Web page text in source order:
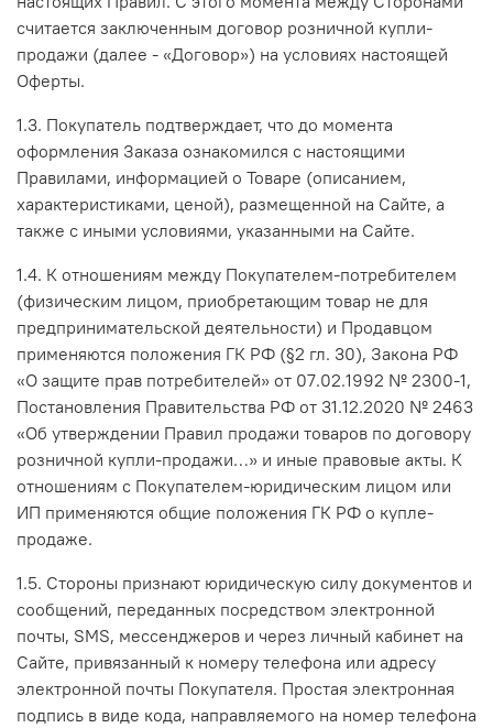
считается заключенным договор розничной купли-
продажи (далее - «Договор») на условиях настоящей
Оферты.
1.3. Покупатель подтверждает, что до момента
оформления Заказа ознакомился с настоящими
Правилами, информацией о Товаре (описанием,
характеристиками, ценой), размещенной на Сайте, а
также с иными условиями, указанными на Сайте.
1.4. К отношениям между Покупателем-потребителем
(физическим лицом, приобретающим товар не для
предпринимательской деятельности) и Продавцом
применяются положения ГК РФ (§2 гл. 30), Закона РФ
«О защите прав потребителей» от 07.02.1992 № 2300-1,
Постановления Правительства РФ от 31.12.2020 № 2463
«Об утверждении Правил продажи товаров по договору
розничной купли-продажи…» и иные правовые акты. К
отношениям с Покупателем-юридическим лицом или
ИП применяются общие положения ГК РФ о купле-
продаже.
1.5. Стороны признают юридическую силу документов и
сообщений, переданных посредством электронной
почты, SMS, мессенджеров и через личный кабинет на
Сайте, привязанный к номеру телефона или адресу
электронной почты Покупателя. Простая электронная
подпись в виде кода, направляемого на номер телефона